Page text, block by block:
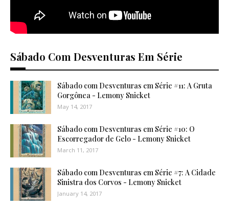
Sábado Com Desventuras Em Série
Sábado com Desventuras em Série #11: A Gruta
Gorgônea - Lemony Snicket
May 14, 2017
Sábado com Desventuras em Série #10: O
Escorregador de Gelo - Lemony Snicket
March 11, 2017
Sábado com Desventuras em Série #7: A Cidade
Sinistra dos Corvos - Lemony Snicket
January 14, 2017